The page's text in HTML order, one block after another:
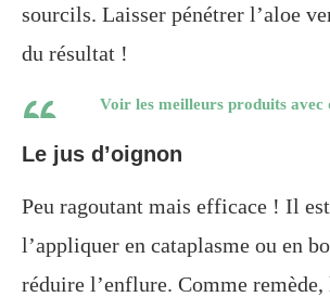
sourcils. Laisser pénétrer l’aloe
du résultat !
Voir les meilleurs produits avec
Le jus d’oignon
Peu ragoutant mais efficace ! Il
l’appliquer en cataplasme ou en
réduire l’enflure. Comme remède,